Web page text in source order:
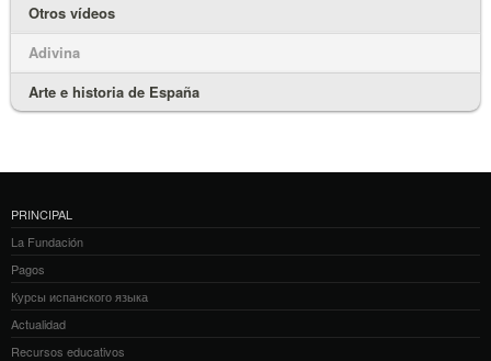
Otros vídeos
Adivina
Arte e historia de España
PRINCIPAL
La Fundación
Pagos
Курсы испанского языка
Actualidad
Recursos educativos